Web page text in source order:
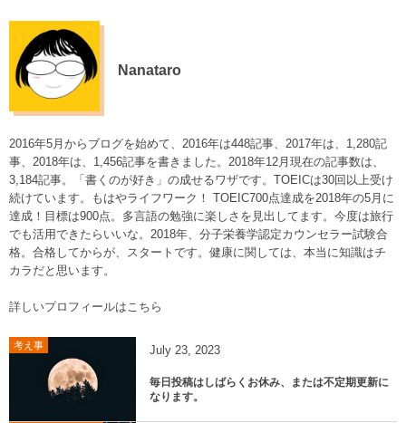
Nanataro
2016年5月からブログを始めて、2016年は448記事、2017年は、1,280記
事、2018年は、1,456記事を書きました。2018年12月現在の記事数は、
3,184記事。「書くのが好き」の成せるワザです。TOEICは30回以上受け
続けています。もはやライフワーク！ TOEIC700点達成を2018年の5月に
達成！目標は900点。多言語の勉強に楽しさを見出してます。今度は旅行
でも活用できたらいいな。2018年、分子栄養学認定カウンセラー試験合
格。合格してからが、スタートです。健康に関しては、本当に知識はチ
カラだと思います。
詳しいプロフィールはこちら
考え事 July 23, 2023
毎日投稿はしばらくお休み、または不定期更新に
なります。